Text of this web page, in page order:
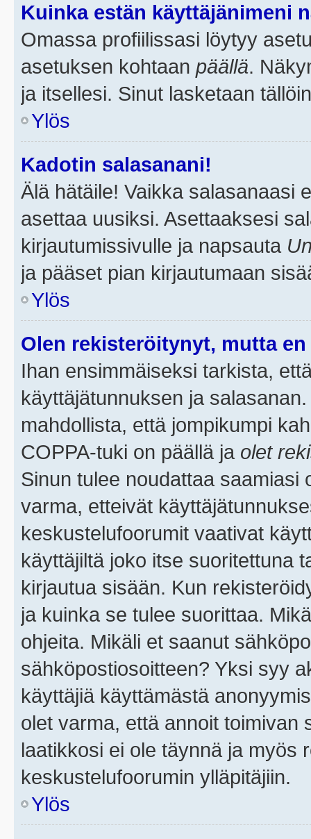
Kuinka estän käyttäjänimeni
Omassa profiilissasi löytyy
asetuksen kohtaan päällä.
ja itsellesi. Sinut lasketaan
Ylös
Kadotin salasanani!
Älä hätäile! Vaikka salasanaasi
asettaa uusiksi. Asettaaksesi
kirjautumissivulle ja napsauta
ja pääset pian kirjautumaan
Ylös
Olen rekisteröitynyt, mutta
Ihan ensimmäiseksi tarkista,
käyttäjätunnuksen ja
mahdollista, että jompikumpi
COPPA-tuki on päällä ja olet
Sinun tulee noudattaa saamiasi
varma, etteivät
keskustelufoorumit vaativat
käyttäjiltä joko itse suoritettuna
kirjautua sisään. Kun
ja kuinka se tulee suorittaa.
ohjeita. Mikäli et saanut
sähköpostiosoitteen? Yksi syy
käyttäjiä käyttämästä
olet varma, että annoit toimivan
laatikkosi ei ole täynnä ja myös
keskustelufoorumin ylläpitäjiin.
Ylös